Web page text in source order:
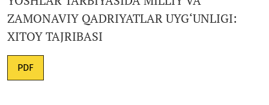
ZAMONAVIY QADRIYATLAR UYG‘UNLIGI:
XITOY TAJRIBASI
PDF